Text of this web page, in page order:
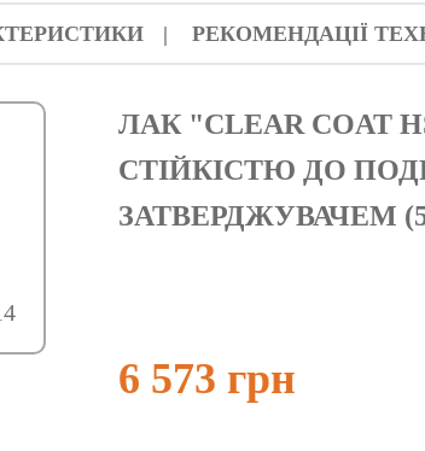
РЕКОМЕНДАЦІЇ
ЛАК "CLEAR COAT
СТІЙКІСТЮ ДО
ЗАТВЕРДЖУВАЧЕМ
6 573 грн